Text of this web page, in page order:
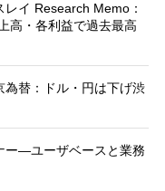
イ Research Memo：
高・各利益で過去最高
替：ドル・円は下げ渋
ー—ユーザベースと業務